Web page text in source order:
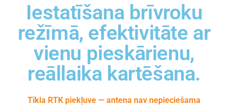
Iestatīšana brīvroku
režīmā, efektivitāte ar
vienu pieskārienu,
reāllaika kartēšana.
Tīkla RTK piekļuve — antena nav nepieciešama